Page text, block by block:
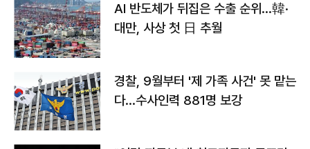
AI 반도체가 뒤집은 수출 순위…韓·
대만, 사상 첫 日 추월
경찰, 9월부터 '제 가족 사건' 못 맡는
다…수사인력 881명 보강